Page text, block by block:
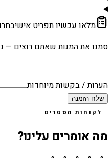
מלאו עכשיו תפריט אישי
סמנו את המנות שאתם רוצים —
הערות / בקשות מיוחדות
שלח הזמנה
לקוחות מספרים
מה אומרים עלינו?